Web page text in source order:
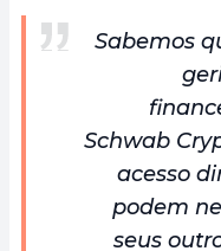
Sabemos
Schwab
acesso
podem
seus